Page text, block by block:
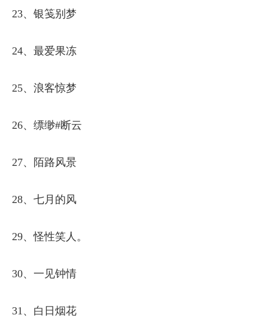
23、银笺别梦
24、最爱果冻
25、浪客惊梦
26、缥缈#断云
27、陌路风景
28、七月的风
29、怪性笑人。
30、一见钟情
31、白日烟花